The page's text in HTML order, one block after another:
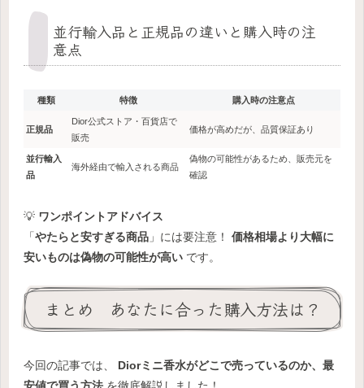
並行輸入品と正規品の違いと購入時の注
意点
種類 特徴 購入時の注意点
正規品
Dior公式ストア・百貨店で
販売
価格が高めだが、品質保証あり
並行輸入
品
海外経由で輸入される商品
偽物の可能性があるため、販売元を
確認
💡 ワンポイントアドバイス
「やたらと安すぎる商品 」には要注意！ 価格相場より大幅に
安いものは偽物の可能性が高い です。
まとめ あなたに合った購入方法は？
今回の記事では、 Diorミニ香水がどこで売っているのか、最